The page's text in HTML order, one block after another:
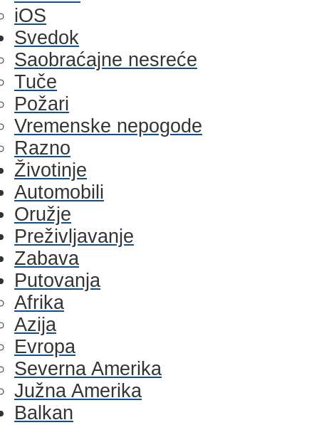
iOS
Svedok
Saobraćajne nesreće
Tuče
Požari
Vremenske nepogode
Razno
Životinje
Automobili
Oružje
Preživljavanje
Zabava
Putovanja
Afrika
Azija
Evropa
Severna Amerika
Južna Amerika
Balkan